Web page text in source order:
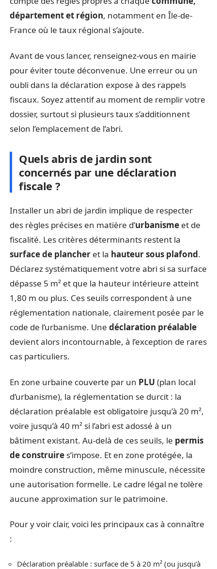
département et région, notamment en Île-de-
France où le taux régional s’ajoute.
Avant de vous lancer, renseignez-vous en mairie
pour éviter toute déconvenue. Une erreur ou un
oubli dans la déclaration expose à des rappels
fiscaux. Soyez attentif au moment de remplir votre
dossier, surtout si plusieurs taux s’additionnent
selon l’emplacement de l’abri.
Quels abris de jardin sont
concernés par une déclaration
fiscale ?
Installer un abri de jardin implique de respecter
des règles précises en matière d’urbanisme et de
fiscalité. Les critères déterminants restent la
surface de plancher et la hauteur sous plafond.
Déclarez systématiquement votre abri si sa surface
dépasse 5 m² et que la hauteur intérieure atteint
1,80 m ou plus. Ces seuils correspondent à une
réglementation nationale, clairement posée par le
code de l’urbanisme. Une déclaration préalable
devient alors incontournable, à l’exception de rares
cas particuliers.
En zone urbaine couverte par un PLU (plan local
d’urbanisme), la réglementation se durcit : la
déclaration préalable est obligatoire jusqu’à 20 m²,
voire jusqu’à 40 m² si l’abri est adossé à un
bâtiment existant. Au-delà de ces seuils, le permis
de construire s’impose. Et en zone protégée, la
moindre construction, même minuscule, nécessite
une autorisation formelle. Le cadre légal ne tolère
aucune approximation sur le patrimoine.
Pour y voir clair, voici les principaux cas à connaître
:
Déclaration préalable : surface de 5 à 20 m² (ou jusqu’à